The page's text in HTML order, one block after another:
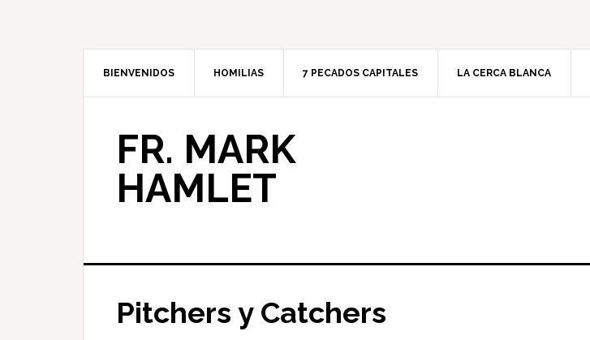
BIENVENIDOS HOMILIAS 7 PECADOS CAPITALES LA CERCA BLANCA
FR. MARK
HAMLET
Pitchers y Catchers